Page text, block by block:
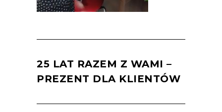
25 LAT RAZEM Z WAMI –
PREZENT DLA KLIENTÓW